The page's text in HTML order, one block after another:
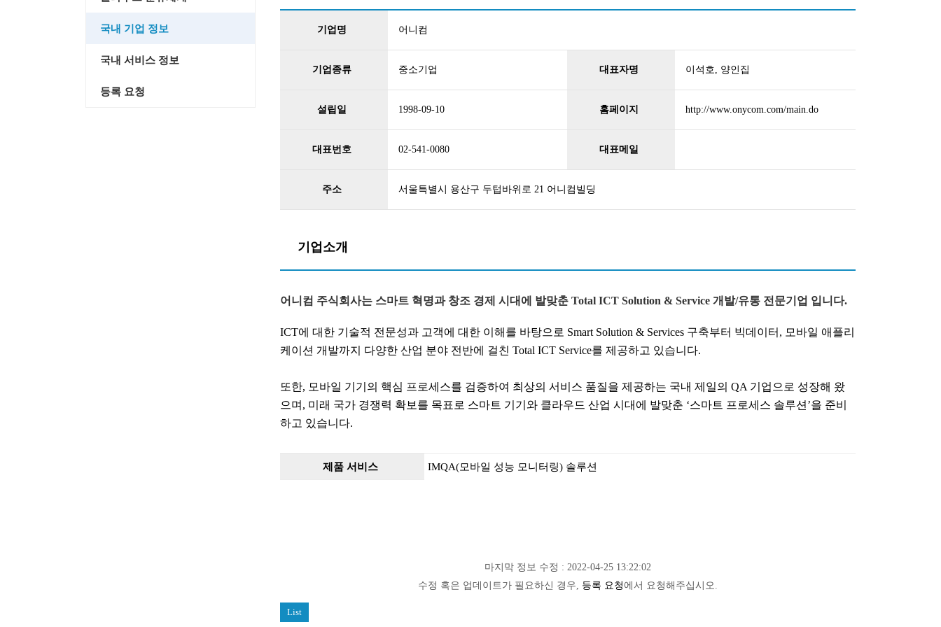
기업명 어니컴
기업종류 중소기업 대표자명 이석호, 양인집
설립일 1998-09-10 홈페이지 http://www.onycom.com/main.do
대표번호 02-541-0080 대표메일
주소 서울특별시 용산구 두텁바위로 21 어니컴빌딩
기업소개
어니컴 주식회사는 스마트 혁명과 창조 경제 시대에 발맞춘 Total ICT Solution & Service 개발/유통 전문기업 입니다.
ICT에 대한 기술적 전문성과 고객에 대한 이해를 바탕으로 Smart Solution & Services 구축부터 빅데이터, 모바일 애플리
케이션 개발까지 다양한 산업 분야 전반에 걸친 Total ICT Service를 제공하고 있습니다.
또한, 모바일 기기의 핵심 프로세스를 검증하여 최상의 서비스 품질을 제공하는 국내 제일의 QA 기업으로 성장해 왔
으며, 미래 국가 경쟁력 확보를 목표로 스마트 기기와 클라우드 산업 시대에 발맞춘 ‘스마트 프로세스 솔루션’을 준비
하고 있습니다.
제품 서비스 IMQA(모바일 성능 모니터링) 솔루션
마지막 정보 수정 : 2022-04-25 13:22:02
수정 혹은 업데이트가 필요하신 경우, 등록 요청에서 요청해주십시오.
List
국내 기업 정보
국내 서비스 정보
등록 요청